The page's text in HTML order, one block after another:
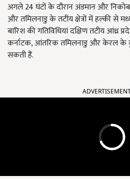
अगले 24 घंटों के दौरान अंडमान और
और तमिलनाडु के तटीय क्षेत्रों में हल्की से
बारिश की गतिविधियां दक्षिण तटीय आंध्र
कर्नाटक, आंतरिक तमिलनाडु और केरल
सकती हैं.